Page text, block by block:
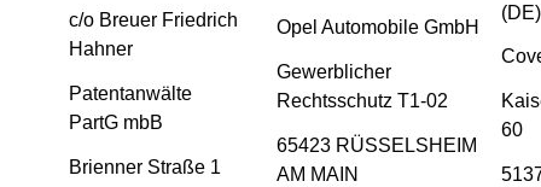
c/o Breuer Friedrich
Hahner
Patentanwälte
PartG mbB
Brienner Straße 1
Opel Automobile GmbH
Gewerblicher
Rechtsschutz T1-02
65423 RÜSSELSHEIM
AM MAIN
(DE)
60